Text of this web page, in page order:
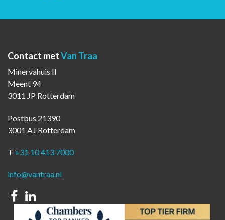
Contact metVan Traa
Minervahuis II
Meent 94
3011 JP Rotterdam
Postbus 21390
3001 AJ Rotterdam
T +31 10 413 7000
info@vantraa.nl
Facebook
Linkedin